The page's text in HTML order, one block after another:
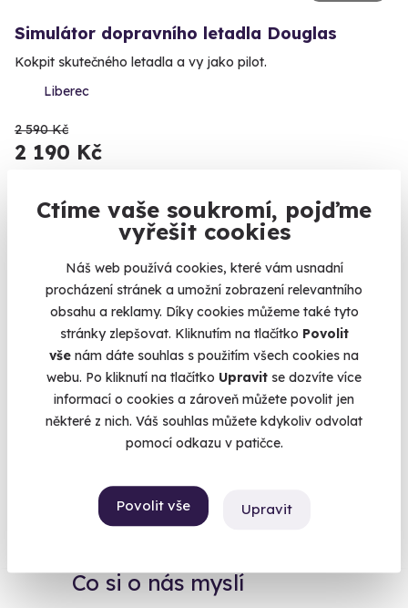
Ctíme vaše soukromí, pojďme
vyřešit cookies
Náš web používá cookies, které vám usnadní
procházení stránek a umožní zobrazení relevantního
obsahu a reklamy. Díky cookies můžeme také tyto
stránky zlepšovat. Kliknutím na tlačítko Povolit
vše nám dáte souhlas s použitím všech cookies na
webu. Po kliknutí na tlačítko Upravit se dozvíte více
informací o cookies a zároveň můžete povolit jen
některé z nich. Váš souhlas můžete kdykoliv odvolat
pomocí odkazu v patičce.
Povolit vše Upravit
Simulátor dopravního letadla Douglas
Kokpit skutečného letadla a vy jako pilot.
Liberec
2 590 Kč
2 190 Kč
Zobrazit zážitky na mapě
Létat je odvěkou touhou člověka. Roztáhnout křídla, lehce se
odrazit a letět. Překonávat vzdálenosti, sledovat svět z výšky
a vnímat energii, která je ve schopnosti létat ukrytá. Pokusy
vzlétnout a letět provázejí lidstvo od nepaměti a bez ohledu
na neúspěchy v nich pokračujeme stále dál. Křídla symbolizují
svobodu a volnost, po které každý z nás ve skrytu duše touží,
a vzdušné zážitky vám umožní ten pocit zažít.
Naheureka.cz
96% spokojenost zákazníků.
Co si o nás myslí